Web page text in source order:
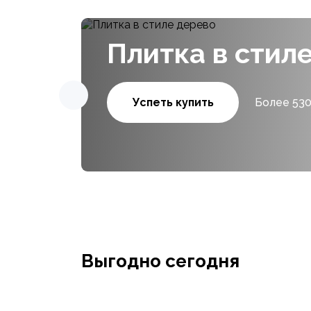
Плитка в
Успеть купить Более
Выгодно сегодня